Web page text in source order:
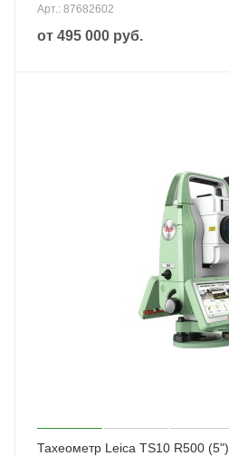
Арт.: 87682602
от 495 000 руб.
Тахеометр Leica TS10 R500 (5")